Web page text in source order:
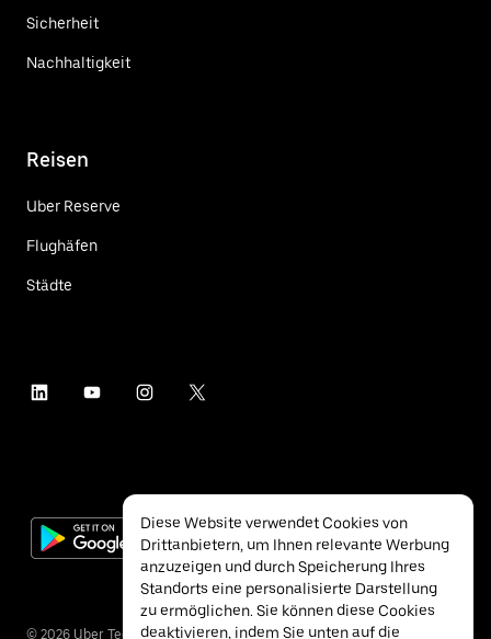
Sicherheit
Nachhaltigkeit
Reisen
Uber Reserve
Flughäfen
Städte
© 2026 Uber Technologies Inc.
Diese Website verwendet Cookies von
Drittanbietern, um Ihnen relevante Werbung
anzuzeigen und durch Speicherung Ihres
Standorts eine personalisierte Darstellung
zu ermöglichen. Sie können diese Cookies
deaktivieren, indem Sie unten auf die